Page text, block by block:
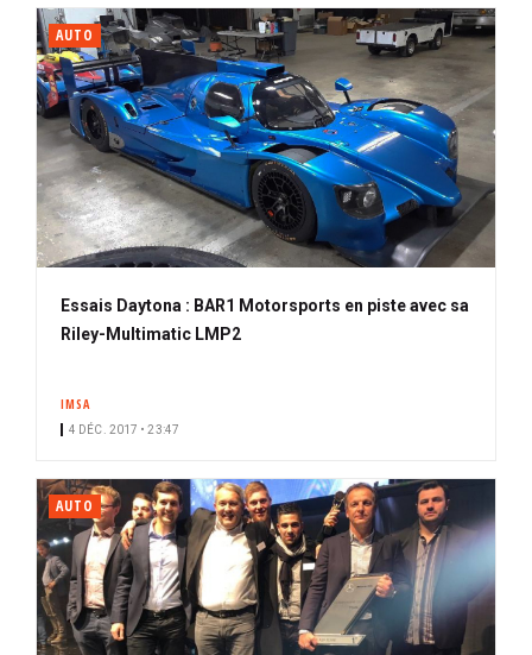
AUTO
Essais Daytona : BAR1 Motorsports en piste avec sa
Riley-Multimatic LMP2
IMSA
4 DÉC. 2017 • 23:47
AUTO